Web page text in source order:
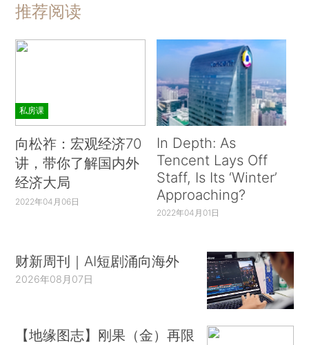
推荐阅读
私房课
向松祚：宏观经济70
讲，带你了解国内外
经济大局
2022年04月06日
In Depth: As
Tencent Lays Off
Staff, Is Its ‘Winter’
Approaching?
2022年04月01日
财新周刊｜AI短剧涌向海外
2026年08月07日
【地缘图志】刚果（金）再限